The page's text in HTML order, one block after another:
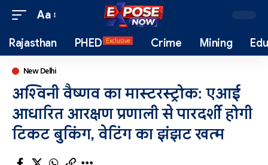
Aa
Rajasthan PHED Exclusive Crime Mining
New Delhi
अश्विनी वैष्णव का मास्टरस्ट्रोक: एआई
आधारित आरक्षण प्रणाली से पारदर्शी होगी
टिकट बुकिंग, वेटिंग का झंझट खत्म